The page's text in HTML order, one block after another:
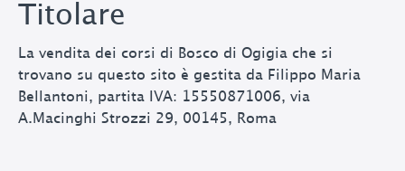
Titolare
La vendita dei corsi di Bosco di Ogigia che si
trovano su questo sito è gestita da Filippo Maria
Bellantoni, partita IVA: 15550871006, via
A.Macinghi Strozzi 29, 00145, Roma